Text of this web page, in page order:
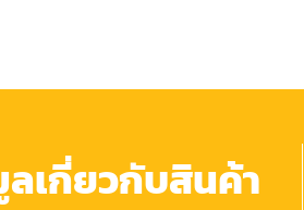
เกี่ยวกับสินค้า